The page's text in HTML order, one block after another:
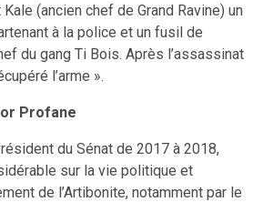
(ancien chef de Grand Ravine) un
à la police et un fusil de
du gang Ti Bois. Après l’assassinat
l’arme ».
Profane
du Sénat de 2017 à 2018,
sur la vie politique et
de l’Artibonite, notamment par le